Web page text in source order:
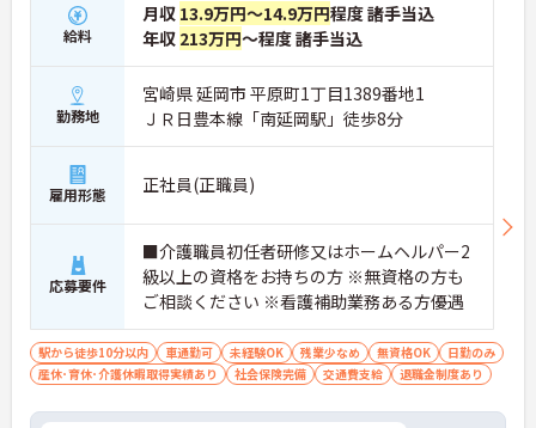
給料
月収 13.9万円～14.9万円程度 諸手当込
年収 213万円～程度 諸手当込
勤務地
宮崎県 延岡市 平原町1丁目1389番地1
ＪＲ日豊本線「南延岡駅」徒歩8分
雇用形態 正社員(正職員)
応募要件
■介護職員初任者研修又はホームヘルパー2
級以上の資格をお持ちの方 ※無資格の方も
ご相談ください ※看護補助業務ある方優遇
駅から徒歩10分以内 車通勤可 未経験OK 残業少なめ 無資格OK
日勤のみ
産休･育休･介護休暇取得実績あり
社会保険完備 交通費支給 退職金制度あり